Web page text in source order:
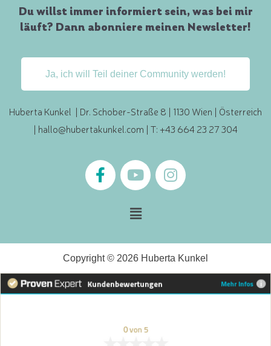
Du willst immer informiert sein, was bei mir
läuft? Dann abonniere meinen Newsletter!
Ja, ich will Teil deiner Community werden!
Huberta Kunkel | Dr. Schober-Straße 8 | 1130 Wien | Österreich
| hallo@hubertakunkel.com | T: +43 664 23 27 304
Copyright © 2026 Huberta Kunkel